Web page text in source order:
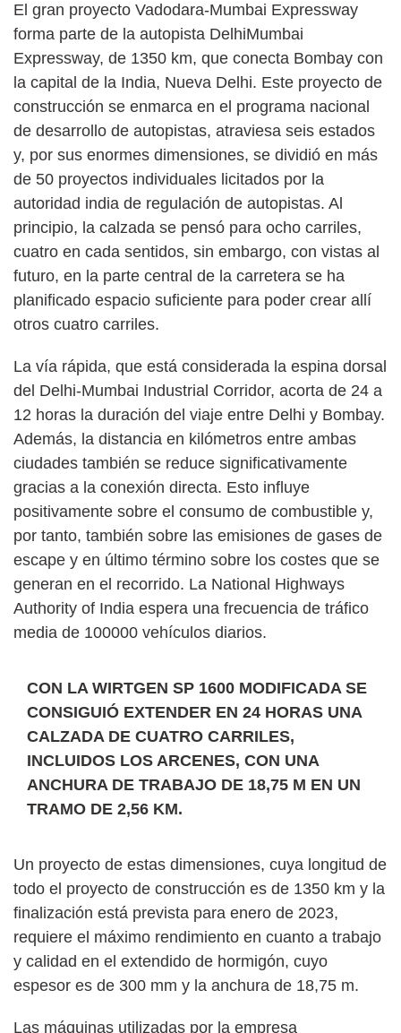
El gran proyecto Vadodara-Mumbai Expressway
forma parte de la autopista DelhiMumbai
Expressway, de 1350 km, que conecta Bombay con
la capital de la India, Nueva Delhi. Este proyecto de
construcción se enmarca en el programa nacional
de desarrollo de autopistas, atraviesa seis estados
y, por sus enormes dimensiones, se dividió en más
de 50 proyectos individuales licitados por la
autoridad india de regulación de autopistas. Al
principio, la calzada se pensó para ocho carriles,
cuatro en cada sentidos, sin embargo, con vistas al
futuro, en la parte central de la carretera se ha
planificado espacio suficiente para poder crear allí
otros cuatro carriles.
La vía rápida, que está considerada la espina dorsal
del Delhi-Mumbai Industrial Corridor, acorta de 24 a
12 horas la duración del viaje entre Delhi y Bombay.
Además, la distancia en kilómetros entre ambas
ciudades también se reduce significativamente
gracias a la conexión directa. Esto influye
positivamente sobre el consumo de combustible y,
por tanto, también sobre las emisiones de gases de
escape y en último término sobre los costes que se
generan en el recorrido. La National Highways
Authority of India espera una frecuencia de tráfico
media de 100000 vehículos diarios.
CON LA WIRTGEN SP 1600 MODIFICADA SE
CONSIGUIÓ EXTENDER EN 24 HORAS UNA
CALZADA DE CUATRO CARRILES,
INCLUIDOS LOS ARCENES, CON UNA
ANCHURA DE TRABAJO DE 18,75 M EN UN
TRAMO DE 2,56 KM.
Un proyecto de estas dimensiones, cuya longitud de
todo el proyecto de construcción es de 1350 km y la
finalización está prevista para enero de 2023,
requiere el máximo rendimiento en cuanto a trabajo
y calidad en el extendido de hormigón, cuyo
espesor es de 300 mm y la anchura de 18,75 m.
Las máquinas utilizadas por la empresa